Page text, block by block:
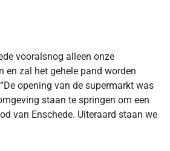
vooralsnog alleen onze
zal het gehele pand worden
opening van de supermarkt was
staan te springen om een
van Enschede. Uiteraard staan we